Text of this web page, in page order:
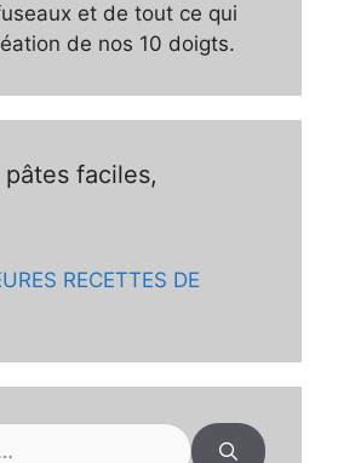
et de tout ce qui
de nos 10 doigts.
faciles,